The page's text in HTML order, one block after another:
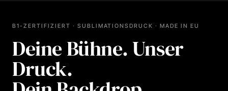
B1-ZERTIFIZIERT · SUBLIMATIONSDRUCK · MADE IN EU
Deine Bühne. Unser
Druck.